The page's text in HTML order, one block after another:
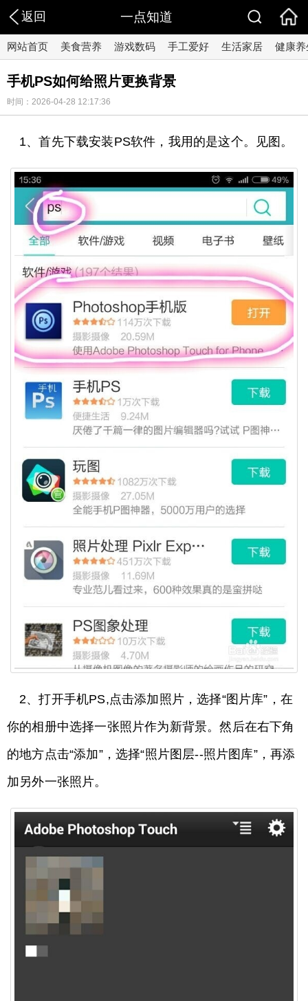
返回 一点知道
网站首页 美食营养 游戏数码 手工爱好 生活家居 健康养
手机PS如何给照片更换背景
时间：2026-04-28 12:17:36
1、首先下载安装PS软件，我用的是这个。见图。
2、打开手机PS,点击添加照片，选择“图片库”，在
你的相册中选择一张照片作为新背景。然后在右下角
的地方点击“添加”，选择“照片图层--照片图库”，再添
加另外一张照片。